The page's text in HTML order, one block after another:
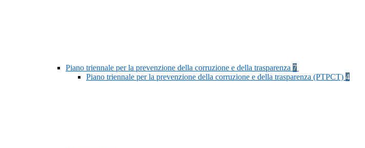
Piano triennale per la prevenzione della corruzione e della trasparenza 7
Piano triennale per la prevenzione della corruzione e della trasparenza (PTPCT) 4